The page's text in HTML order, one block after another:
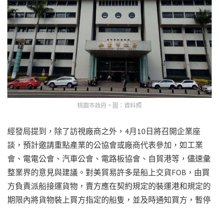
桃園市政府。圖：資料照
經發局提到，除了訪視廠商之外，4月10日將召開企業座
談，預計邀請重點產業的公協會或廠商代表參加，如工業
會、電電公會、汽車公會、電路板協會、自貿港等，儘速彙
整業界的意見與建議。對美貿易許多是船上交貨FOB，由買
方負責派船接運貨物，賣方應在契約規定的裝運港和規定的
期限內將貨物裝上買方指定的船隻，並及時通知買方，暫停